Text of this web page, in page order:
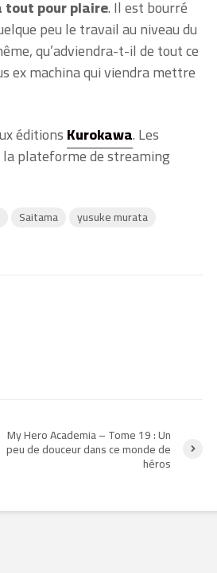
pour plaire. Il est bourré
peu le travail au niveau du
qu’adviendra-t-il de tout ce
ex machina qui viendra mettre
éditionsKurokawa. Les
plateforme de streaming
Saitama yusuke murata
My Hero Academia – Tome 19 : Un
peu de douceur dans ce monde de
héros